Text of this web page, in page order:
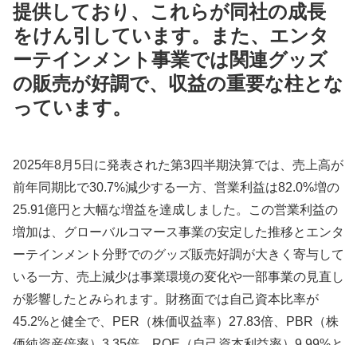
提供しており、これらが同社の成長
をけん引しています。また、エンタ
ーテインメント事業では関連グッズ
の販売が好調で、収益の重要な柱とな
っています。
2025年8月5日に発表された第3四半期決算では、売上高が
前年同期比で30.7%減少する一方、営業利益は82.0%増の
25.91億円と大幅な増益を達成しました。この営業利益の
増加は、グローバルコマース事業の安定した推移とエンタ
ーテインメント分野でのグッズ販売好調が大きく寄与して
いる一方、売上減少は事業環境の変化や一部事業の見直し
が影響したとみられます。財務面では自己資本比率が
45.2%と健全で、PER（株価収益率）27.83倍、PBR（株